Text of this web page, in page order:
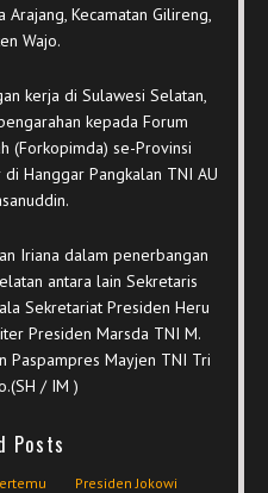
Kecamatan Gilireng,
Wajo.
kerja di Sulawesi Selatan,
kepada Forum
(Forkopimda) se-Provinsi
Hanggar Pangkalan TNI AU
Iriana dalam penerbangan
antara lain Sekretaris
Sekretariat Presiden Heru
Presiden Marsda TNI M.
Paspampres Mayjen TNI Tri
/ IM )
Posts
Presiden Jokowi